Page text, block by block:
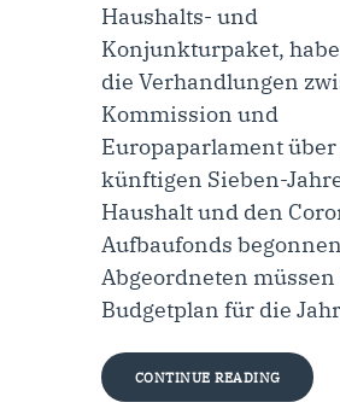
Haushalts- und
Konjunkturpaket,
die Verhandlungen
Kommission und
Europaparlament über
künftigen Sieben-
Haushalt und den
Aufbaufonds
Abgeordneten müssen
Budgetplan für die
CONTINUE READING